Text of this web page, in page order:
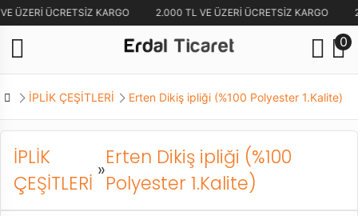
ÜZERİ ÜCRETSİZ KARGO 2.000 TL VE ÜZERİ ÜCRETSİZ KARGO
0
İPLİK ÇEŞİTLERİ Erten Dikiş ipliği (%100 Polyester 1.Kalite)
İPLİK
ÇEŞİTLERİ
»
Erten Dikiş ipliği (%100
Polyester 1.Kalite)